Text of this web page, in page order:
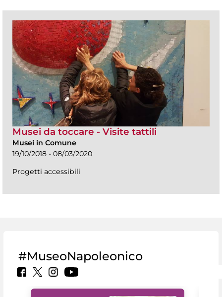
Musei da toccare - Visite tattili
Musei in Comune
19/10/2018 - 08/03/2020
Progetti accessibili
#MuseoNapoleonico